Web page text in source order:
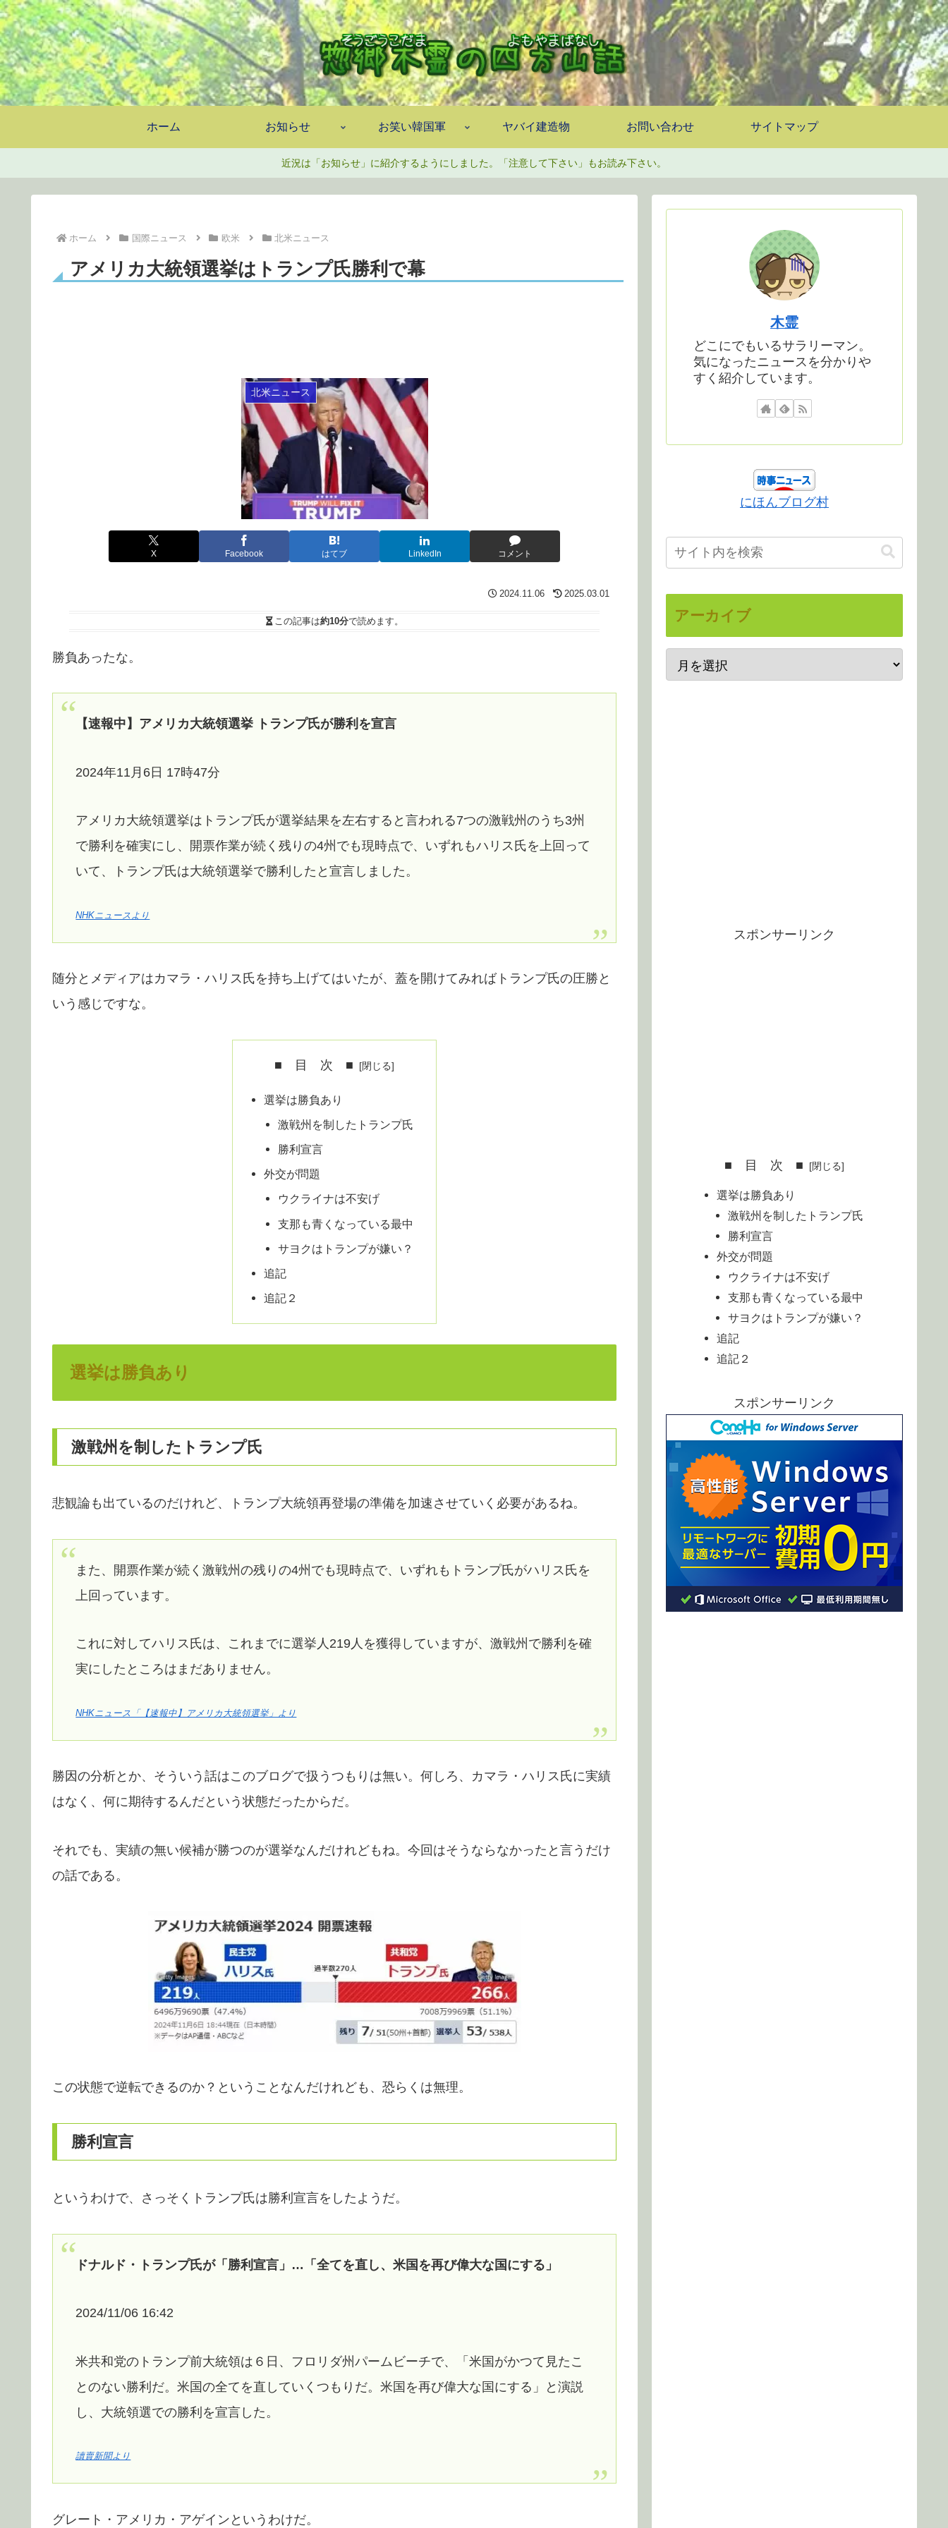
ホーム お知らせ お笑い韓国軍 ヤバイ建造物 お問い合わせ サイトマップ
近況は「お知らせ」に紹介するようにしました。「注意して下さい」もお読み下さい。
ホーム 国際ニュース 欧米 北米ニュース
アメリカ大統領選挙はトランプ氏勝利で幕
北米ニュース
X Facebook はてブ LinkedIn コメント
2024.11.06 2025.03.01
この記事は約10分で読めます。
勝負あったな。
【速報中】アメリカ大統領選挙 トランプ氏が勝利を宣言
2024年11月6日 17時47分
アメリカ大統領選挙はトランプ氏が選挙結果を左右すると言われる7つの激戦州のうち3州
で勝利を確実にし、開票作業が続く残りの4州でも現時点で、いずれもハリス氏を上回って
いて、トランプ氏は大統領選挙で勝利したと宣言しました。
NHKニュースより
随分とメディアはカマラ・ハリス氏を持ち上げてはいたが、蓋を開けてみればトランプ氏の圧勝と
いう感じですな。
■ 目 次 ■
選挙は勝負あり
激戦州を制したトランプ氏
勝利宣言
外交が問題
ウクライナは不安げ
支那も青くなっている最中
サヨクはトランプが嫌い？
追記
追記２
選挙は勝負あり
激戦州を制したトランプ氏
悲観論も出ているのだけれど、トランプ大統領再登場の準備を加速させていく必要があるね。
また、開票作業が続く激戦州の残りの4州でも現時点で、いずれもトランプ氏がハリス氏を
上回っています。
これに対してハリス氏は、これまでに選挙人219人を獲得していますが、激戦州で勝利を確
実にしたところはまだありません。
NHKニュース「【速報中】アメリカ大統領選挙」より
勝因の分析とか、そういう話はこのブログで扱うつもりは無い。何しろ、カマラ・ハリス氏に実績
はなく、何に期待するんだという状態だったからだ。
それでも、実績の無い候補が勝つのが選挙なんだけれどもね。今回はそうならなかったと言うだけ
の話である。
この状態で逆転できるのか？ということなんだけれども、恐らくは無理。
勝利宣言
というわけで、さっそくトランプ氏は勝利宣言をしたようだ。
ドナルド・トランプ氏が「勝利宣言」…「全てを直し、米国を再び偉大な国にする」
2024/11/06 16:42
米共和党のトランプ前大統領は６日、フロリダ州パームビーチで、「米国がかつて見たこ
とのない勝利だ。米国の全てを直していくつもりだ。米国を再び偉大な国にする」と演説
し、大統領選での勝利を宣言した。
讀賣新聞より
グレート・アメリカ・アゲインというわけだ。
木霊
どこにでもいるサラリーマン。
気になったニュースを分かりや
すく紹介しています。
にほんブログ村
アーカイブ
スポンサーリンク
■ 目 次 ■
選挙は勝負あり
激戦州を制したトランプ氏
勝利宣言
外交が問題
ウクライナは不安げ
支那も青くなっている最中
サヨクはトランプが嫌い？
追記
追記２
スポンサーリンク